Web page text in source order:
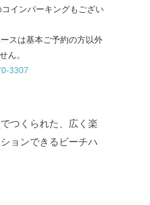
コインパーキングもござい
スは基本ご予約の方以外
ん。
3307
つくられた、
広く楽
ョンできるビーチハ